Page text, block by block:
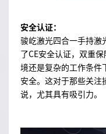
安全认证：
骏屹激光四合一手持激
了CE安全认证，双重
境还是复杂的工作条件
安全。这对于那些关
说，尤其具有吸引力。